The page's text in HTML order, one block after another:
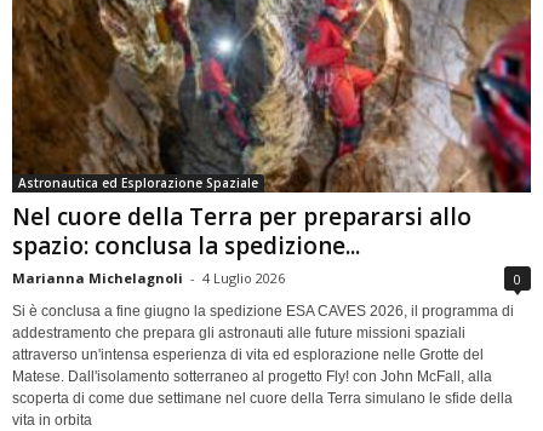
Astronautica ed Esplorazione Spaziale
Nel cuore della Terra per prepararsi allo
spazio: conclusa la spedizione...
Marianna Michelagnoli - 4 Luglio 2026 0
Si è conclusa a fine giugno la spedizione ESA CAVES 2026, il programma di
addestramento che prepara gli astronauti alle future missioni spaziali
attraverso un'intensa esperienza di vita ed esplorazione nelle Grotte del
Matese. Dall'isolamento sotterraneo al progetto Fly! con John McFall, alla
scoperta di come due settimane nel cuore della Terra simulano le sfide della
vita in orbita